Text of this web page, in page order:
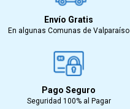
Envío Gratis
En algunas Comunas de Valparaíso
Pago Seguro
Seguridad 100% al Pagar